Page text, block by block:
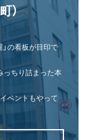
）
の看板が目印で
っちり詰まった本
ベントもやって